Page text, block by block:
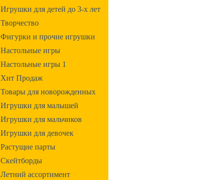
Игрушки для детей до 3-х лет
Творчество
Фигурки и прочие игрушки
Настольные игры
Настольные игры 1
Хит Продаж
Товары для новорожденных
Игрушки для малышей
Игрушки для мальчиков
Игрушки для девочек
Растущие парты
Скейтборды
Летний ассортимент